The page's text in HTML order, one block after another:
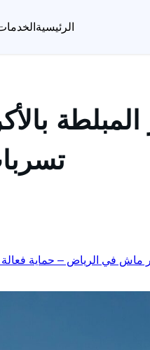
الرئيسية